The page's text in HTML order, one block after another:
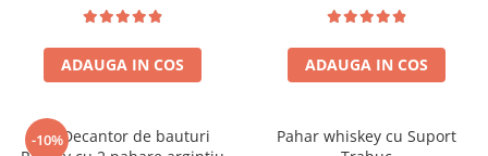
ADAUGA IN COS ADAUGA IN COS
-10%
Set Decantor de bauturi
Pahar whiskey cu Suport